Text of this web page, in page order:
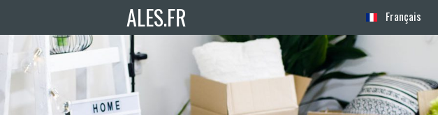
ALES.FR Français